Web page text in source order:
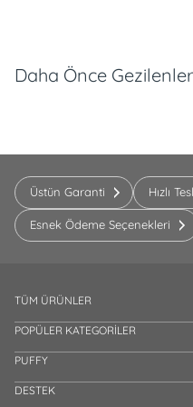
Daha Önce Gezilenler
Üstün Garanti Hızlı
Esnek Ödeme Seçenekleri
TÜM ÜRÜNLER
POPÜLER KATEGORİLER
PUFFY
DESTEK